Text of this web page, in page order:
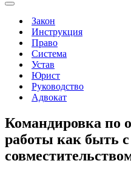
навигации
Меню
навигацииЗакон
Инструкция
Право
Система
Устав
Юрист
Руководство
Адвокат
Командировка по
работы как быть